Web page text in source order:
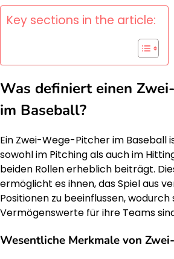
Key sections in the article:
Was definiert einen
im Baseball?
Ein Zwei-Wege-Pitcher im Baseball
sowohl im Pitching als auch im
beiden Rollen erheblich beiträgt.
ermöglicht es ihnen, das Spiel aus
Positionen zu beeinflussen,
Vermögenswerte für ihre Teams
Wesentliche Merkmale von